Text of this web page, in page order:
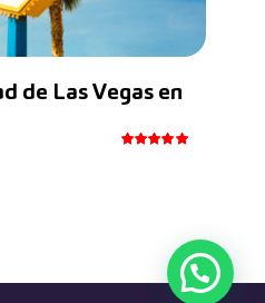
de Las Vegas en